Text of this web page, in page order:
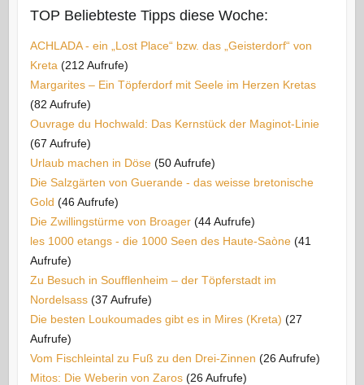
TOP Beliebteste Tipps diese Woche:
ACHLADA - ein „Lost Place“ bzw. das „Geisterdorf“ von
Kreta (212 Aufrufe)
Margarites – Ein Töpferdorf mit Seele im Herzen Kretas
(82 Aufrufe)
Ouvrage du Hochwald: Das Kernstück der Maginot-Linie
(67 Aufrufe)
Urlaub machen in Döse (50 Aufrufe)
Die Salzgärten von Guerande - das weisse bretonische
Gold (46 Aufrufe)
Die Zwillingstürme von Broager (44 Aufrufe)
les 1000 etangs - die 1000 Seen des Haute-Saòne (41
Aufrufe)
Zu Besuch in Soufflenheim – der Töpferstadt im
Nordelsass (37 Aufrufe)
Die besten Loukoumades gibt es in Mires (Kreta) (27
Aufrufe)
Vom Fischleintal zu Fuß zu den Drei-Zinnen (26 Aufrufe)
Mitos: Die Weberin von Zaros (26 Aufrufe)